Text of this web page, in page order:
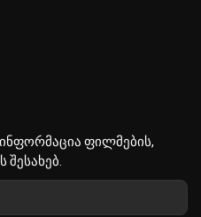
ფილმების,